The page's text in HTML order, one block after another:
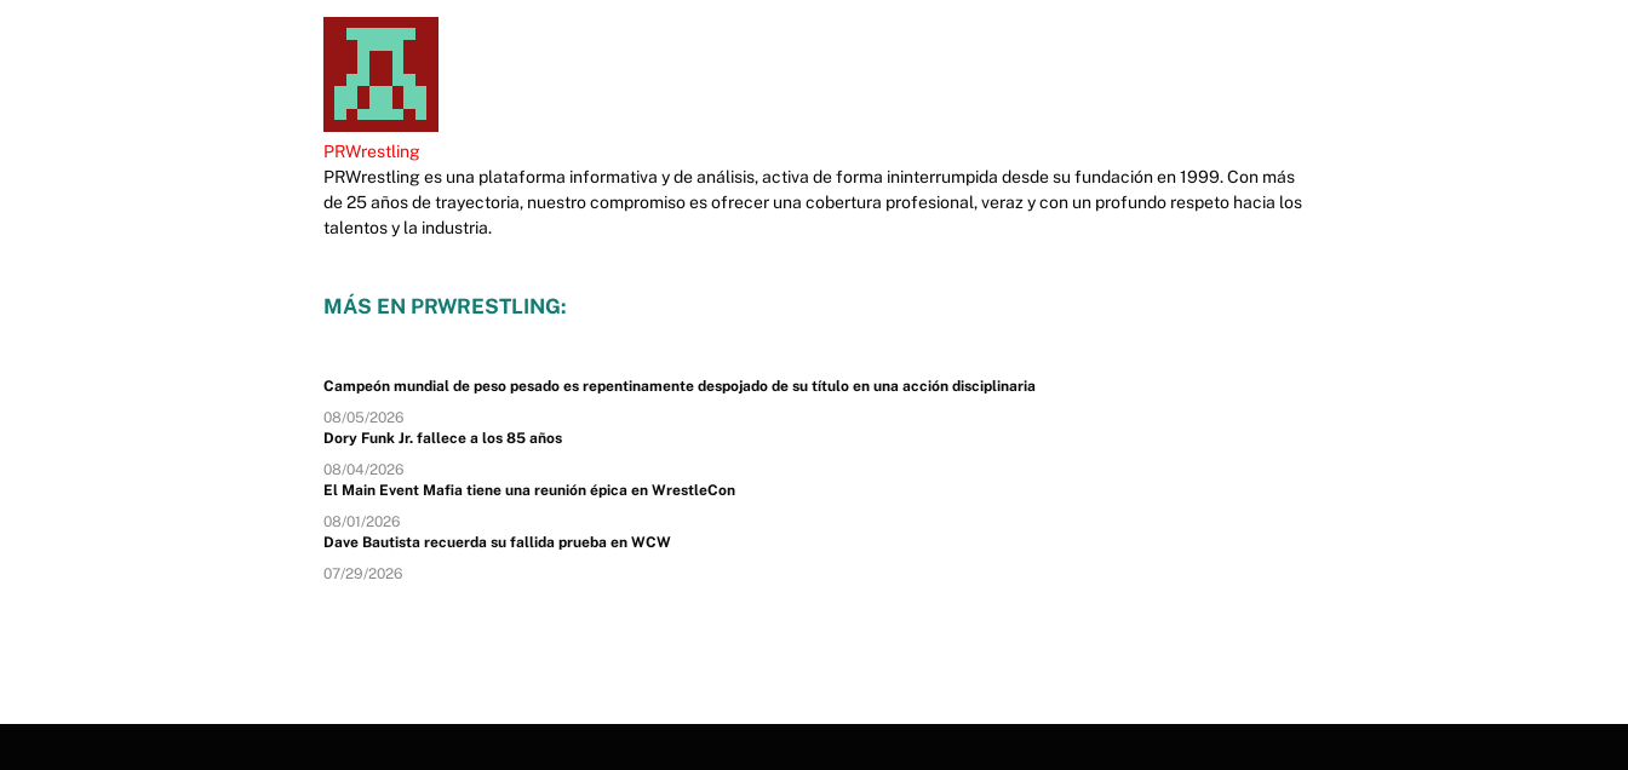
PRWrestling
PRWrestling es una plataforma informativa y de análisis, activa de forma ininterrumpida desde su fundación en 1999. Con más
de 25 años de trayectoria, nuestro compromiso es ofrecer una cobertura profesional, veraz y con un profundo respeto hacia los
talentos y la industria.
MÁS EN PRWRESTLING:
Campeón mundial de peso pesado es repentinamente despojado de su título en una acción disciplinaria
08/05/2026
Dory Funk Jr. fallece a los 85 años
08/04/2026
El Main Event Mafia tiene una reunión épica en WrestleCon
08/01/2026
Dave Bautista recuerda su fallida prueba en WCW
07/29/2026